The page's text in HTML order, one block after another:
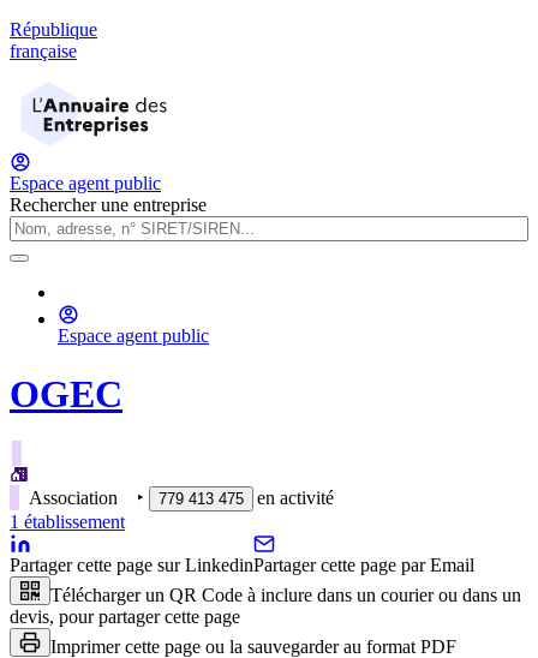
République
française
Espace agent public
Rechercher une entreprise
Espace agent public
OGEC
Association ‣ 779 413 475
en activité
1 établissement
Partager cette page sur LinkedinPartager cette page par Email
Télécharger un QR Code à inclure dans un courier ou dans un
devis, pour partager cette page
Imprimer cette page ou la sauvegarder au format PDF